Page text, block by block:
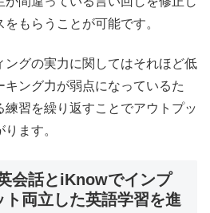
もらうことが可能です。
ングの実力に関してはそれほど低
ング力が弱点になっているた
習を繰り返すことでアウトプッ
ます。
会話とiKnowでインプ
ト両立した英語学習を進